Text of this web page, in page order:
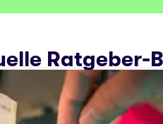
Ratgeber-